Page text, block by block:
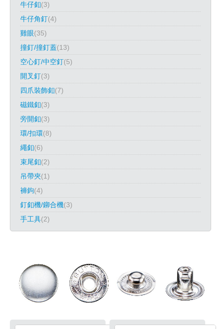
牛仔釦(3)
牛仔角釘(4)
雞眼(35)
撞釘/撞釘蓋(13)
空心釘/中空釘(5)
開叉釘(3)
四爪裝飾釦(7)
磁鐵釦(3)
旁開釦(3)
環/扣環(8)
繩釦(6)
束尾釦(2)
吊帶夾(1)
褲鉤(4)
釘釦機/鉚合機(3)
手工具(2)